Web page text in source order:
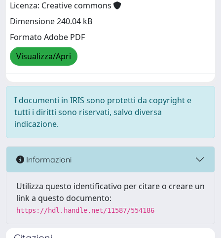
Licenza: Creative commons
Dimensione 240.04 kB
Formato Adobe PDF
Visualizza/Apri
I documenti in IRIS sono protetti da copyright e
tutti i diritti sono riservati, salvo diversa
indicazione.
Informazioni
Utilizza questo identificativo per citare o creare un
link a questo documento:
https://hdl.handle.net/11587/554186